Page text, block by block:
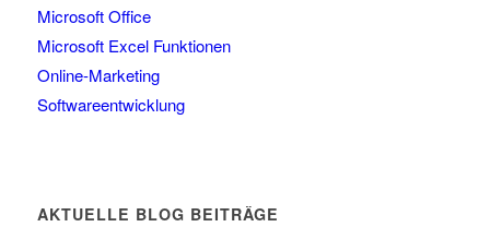
Microsoft Office
Microsoft Excel Funktionen
Online-Marketing
Softwareentwicklung
AKTUELLE BLOG BEITRÄGE